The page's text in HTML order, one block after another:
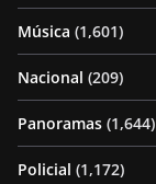
Música (1,601)
Nacional (209)
Panoramas (1,644)
Policial (1,172)